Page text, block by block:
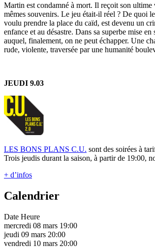
Martin est condamné à mort. Il reçoit son
mêmes souvenirs. Le jeu était-il réel ? De quoi
voulu prendre la place du caïd, est devenu un
enfance et au désastre. Dans sa superbe mise
auquel, finalement, on ne peut échapper. Une
rude, violente, traversée par une humanité
JEUDI 9.03
LES BONS PLANS C.U. sont des soirées à
Trois jeudis durant la saison, à partir de 19:00,
+ d’infos
Calendrier
Date Heure
mercredi 08 mars 19:00
jeudi 09 mars 20:00
vendredi 10 mars 20:00